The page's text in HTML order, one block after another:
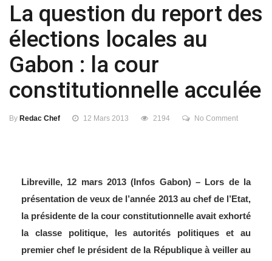
La question du report des
élections locales au
Gabon : la cour
constitutionnelle acculée
By Redac Chef 12 Mars 2013 2194 No Comment
Libreville, 12 mars 2013 (Infos Gabon) – Lors de la
présentation de veux de l’année 2013 au chef de l’Etat,
la présidente de la cour constitutionnelle avait exhorté
la classe politique, les autorités politiques et au
premier chef le président de la République à veiller au